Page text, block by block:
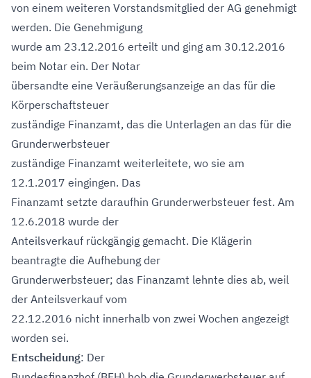
von einem weiteren Vorstandsmitglied der AG genehmigt
werden. Die Genehmigung
wurde am 23.12.2016 erteilt und ging am 30.12.2016
beim Notar ein. Der Notar
übersandte eine Veräußerungsanzeige an das für die
Körperschaftsteuer
zuständige Finanzamt, das die Unterlagen an das für die
Grunderwerbsteuer
zuständige Finanzamt weiterleitete, wo sie am
12.1.2017 eingingen. Das
Finanzamt setzte daraufhin Grunderwerbsteuer fest. Am
12.6.2018 wurde der
Anteilsverkauf rückgängig gemacht. Die Klägerin
beantragte die Aufhebung der
Grunderwerbsteuer; das Finanzamt lehnte dies ab, weil
der Anteilsverkauf vom
22.12.2016 nicht innerhalb von zwei Wochen angezeigt
worden sei.
Entscheidung: Der